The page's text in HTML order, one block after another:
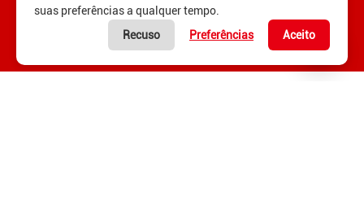
R. Cel. Benjamin Viêira, 10 - Centro, Camboriú - SC
(47) 3247-9100
Ver localização
suas preferências a qualquer tempo.
Recuso
Preferências Aceito